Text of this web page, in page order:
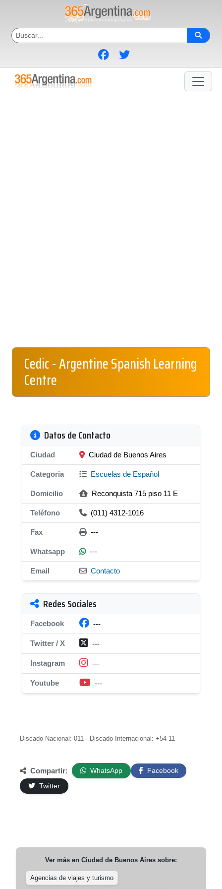
Cedic - Argentine Spanish Learning
Centre
Datos de Contacto
Ciudad Ciudad de Buenos Aires
Categoria Escuelas de Español
Domicilio Reconquista 715 piso 11 E
Teléfono (011) 4312-1016
Fax ---
Whatsapp ---
Email Contacto
Redes Sociales
Facebook ---
Twitter / X ---
Instagram ---
Youtube ---
Discado Nacional: 011 · Discado Internacional: +54 11
Compartir: WhatsApp
Facebook
Twitter
Ver más en Ciudad de Buenos Aires sobre:
Agencias de viajes y turismo